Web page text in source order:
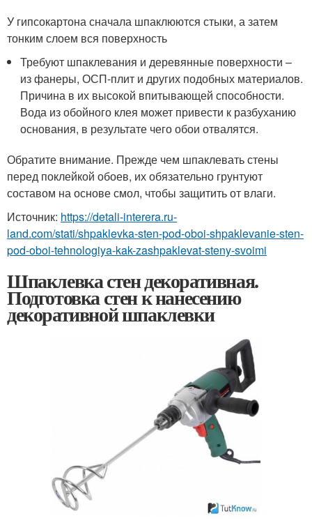
У гипсокартона сначала шпаклюются стыки, а затем
тонким слоем вся поверхность
Требуют шпаклевания и деревянные поверхности –
из фанеры, ОСП-плит и других подобных материалов.
Причина в их высокой впитывающей способности.
Вода из обойного клея может привести к разбуханию
основания, в результате чего обои отвалятся.
Обратите внимание. Прежде чем шпаклевать стены
перед поклейкой обоев, их обязательно грунтуют
составом на основе смол, чтобы защитить от влаги.
Источник: https://detali-interera.ru-
land.com/stati/shpaklevka-sten-pod-oboi-shpaklevanie-sten-
pod-oboi-tehnologiya-kak-zashpaklevat-steny-svoimi
Шпаклевка стен декоративная.
Подготовка стен к нанесению
декоративной шпаклевки